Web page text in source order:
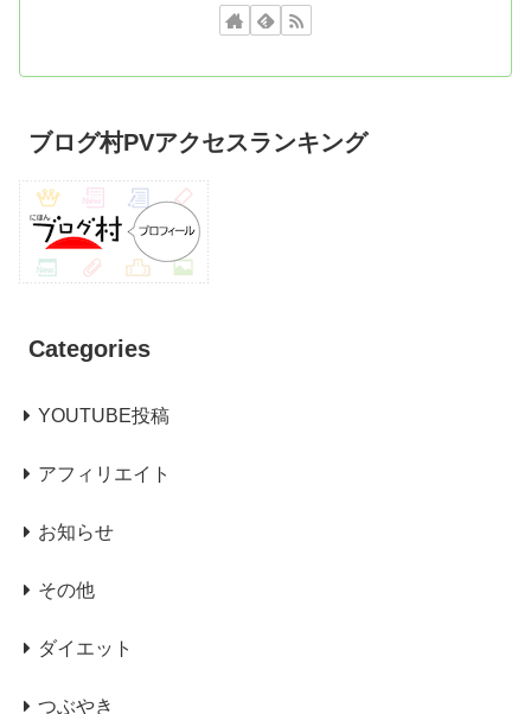
ブログ村PVアクセスランキング
Categories
YOUTUBE投稿
アフィリエイト
お知らせ
その他
ダイエット
つぶやき